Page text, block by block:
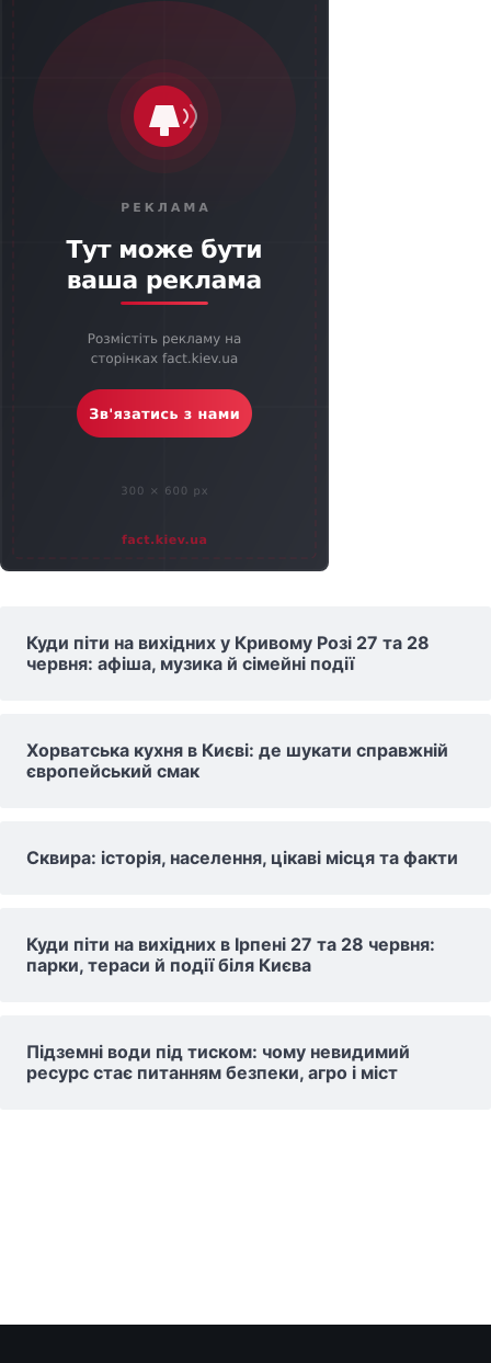
Куди піти на вихідних у Кривому Розі 27 та 28
червня: афіша, музика й сімейні події
Хорватська кухня в Києві: де шукати справжній
європейський смак
Сквира: історія, населення, цікаві місця та факти
Куди піти на вихідних в Ірпені 27 та 28 червня:
парки, тераси й події біля Києва
Підземні води під тиском: чому невидимий
ресурс стає питанням безпеки, агро і міст